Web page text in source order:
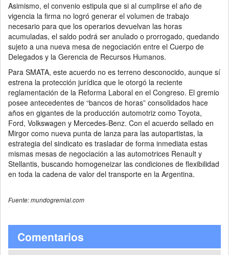
Asimismo, el convenio estipula que si al cumplirse el año de
vigencia la firma no logró generar el volumen de trabajo
necesario para que los operarios devuelvan las horas
acumuladas, el saldo podrá ser anulado o prorrogado, quedando
sujeto a una nueva mesa de negociación entre el Cuerpo de
Delegados y la Gerencia de Recursos Humanos.
Para SMATA, este acuerdo no es terreno desconocido, aunque sí
estrena la protección jurídica que le otorgó la reciente
reglamentación de la Reforma Laboral en el Congreso. El gremio
posee antecedentes de “bancos de horas” consolidados hace
años en gigantes de la producción automotriz como Toyota,
Ford, Volkswagen y Mercedes-Benz. Con el acuerdo sellado en
Mirgor como nueva punta de lanza para las autopartistas, la
estrategia del sindicato es trasladar de forma inmediata estas
mismas mesas de negociación a las automotrices Renault y
Stellantis, buscando homogeneizar las condiciones de flexibilidad
en toda la cadena de valor del transporte en la Argentina.
Fuente: mundogremial.com
Comentarios